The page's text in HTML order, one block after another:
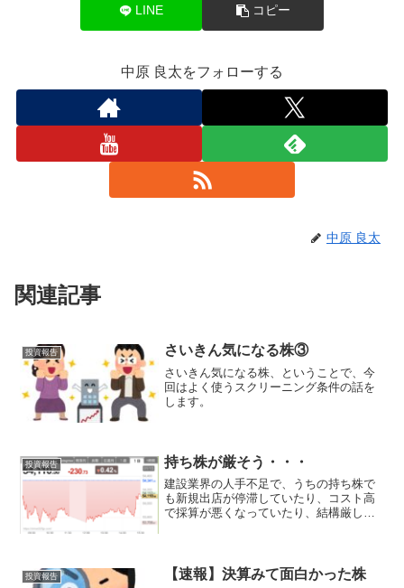
LINE コピー
中原 良太をフォローする
中原 良太
関連記事
投資報告 さいきん気になる株③
さいきん気になる株、ということで、今
回はよく使うスクリーニング条件の話を
します。
投資報告 持ち株が厳そう・・・
建設業界の人手不足で、うちの持ち株で
も新規出店が停滞していたり、コスト高
で採算が悪くなっていたり、結構厳しそ
投資報告 【速報】決算みて面白かった株